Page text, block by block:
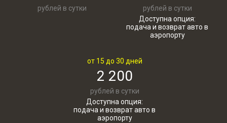
рублей в сутки
рублей в сутки
Доступна опция:
подача и возврат авто в
аэропорту
от 15 до 30 дней
2 200
рублей в сутки
Доступна опция:
подача и возврат авто в
аэропорту